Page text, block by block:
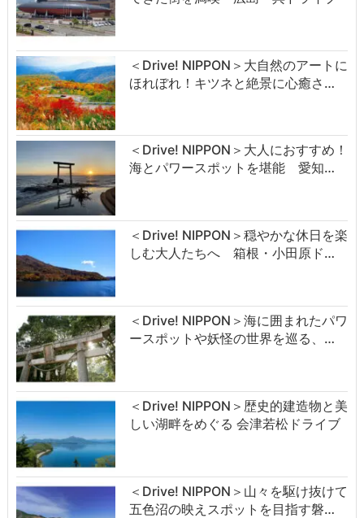
＜Drive! NIPPON＞大自然のアートに
ほれぼれ！キツネと絶景に心癒さ…
＜Drive! NIPPON＞大人におすすめ！
海とパワースポットを堪能 愛知…
＜Drive! NIPPON＞穏やかな休日を楽
しむ大人たちへ 箱根・小田原ド…
＜Drive! NIPPON＞海に囲まれたパワ
ースポットや妖怪の世界を巡る、…
＜Drive! NIPPON＞歴史的建造物と美
しい湖畔をめぐる 会津若松ドライブ
＜Drive! NIPPON＞山々を駆け抜けて
五色沼の映えスポットを目指す磐…